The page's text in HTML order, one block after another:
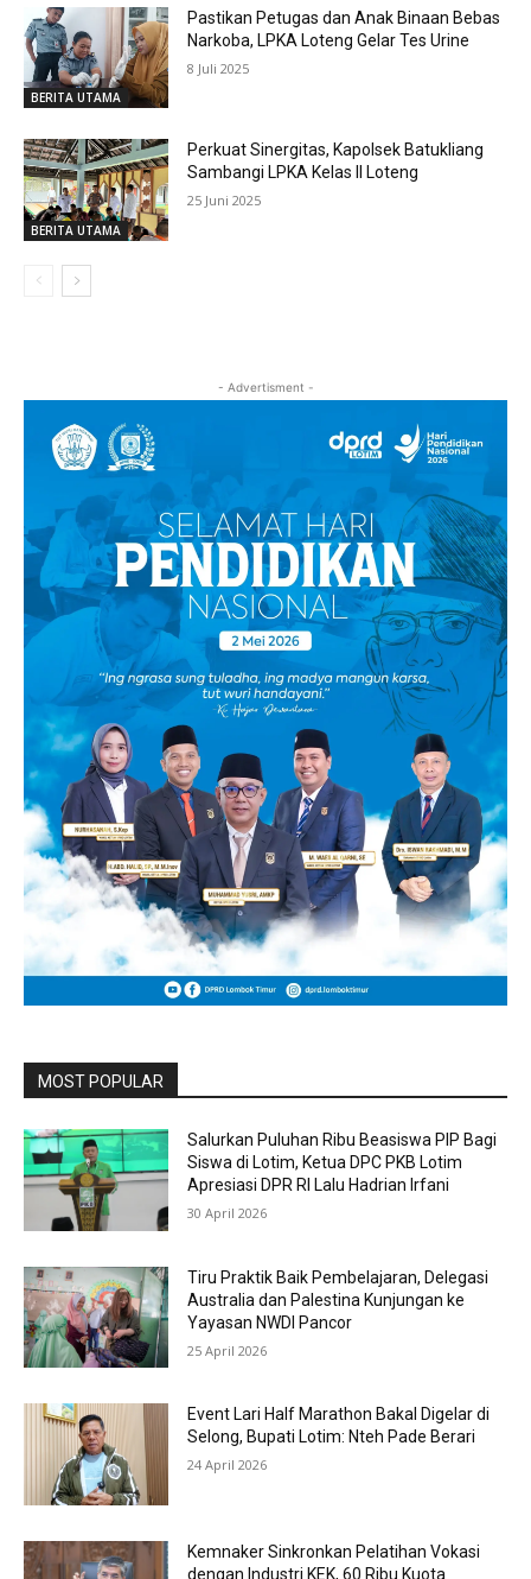
BERITA UTAMA
Pastikan Petugas dan Anak Binaan Bebas
Narkoba, LPKA Loteng Gelar Tes Urine
8 Juli 2025
BERITA UTAMA
Perkuat Sinergitas, Kapolsek Batukliang
Sambangi LPKA Kelas II Loteng
25 Juni 2025
- Advertisment -
MOST POPULAR
Salurkan Puluhan Ribu Beasiswa PIP Bagi
Siswa di Lotim, Ketua DPC PKB Lotim
Apresiasi DPR RI Lalu Hadrian Irfani
30 April 2026
Tiru Praktik Baik Pembelajaran, Delegasi
Australia dan Palestina Kunjungan ke
Yayasan NWDI Pancor
25 April 2026
Event Lari Half Marathon Bakal Digelar di
Selong, Bupati Lotim: Nteh Pade Berari
24 April 2026
Kemnaker Sinkronkan Pelatihan Vokasi
dengan Industri KEK, 60 Ribu Kuota